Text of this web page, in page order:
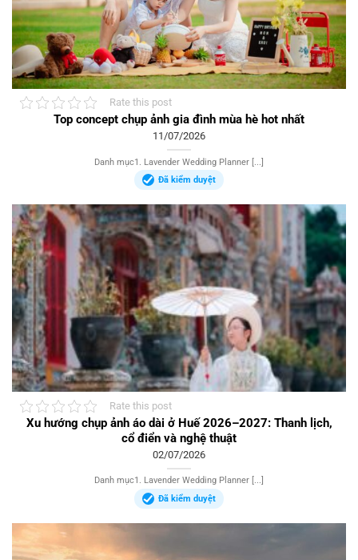
Rate this post
Top concept chụp ảnh gia đình mùa hè hot nhất
11/07/2026
Danh mục1. Lavender Wedding Planner [...]
Đã kiểm duyệt
Rate this post
Xu hướng chụp ảnh áo dài ở Huế 2026–2027: Thanh lịch,
cổ điển và nghệ thuật
02/07/2026
Danh mục1. Lavender Wedding Planner [...]
Đã kiểm duyệt